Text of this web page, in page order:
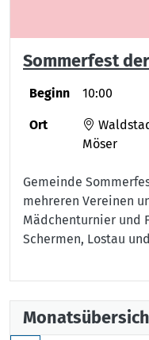
Sommerfest
Beginn 10:00
Ort
Möser
Gemeinde
mehreren Vereinen
Mädchenturnier und
Schermen, Lostau